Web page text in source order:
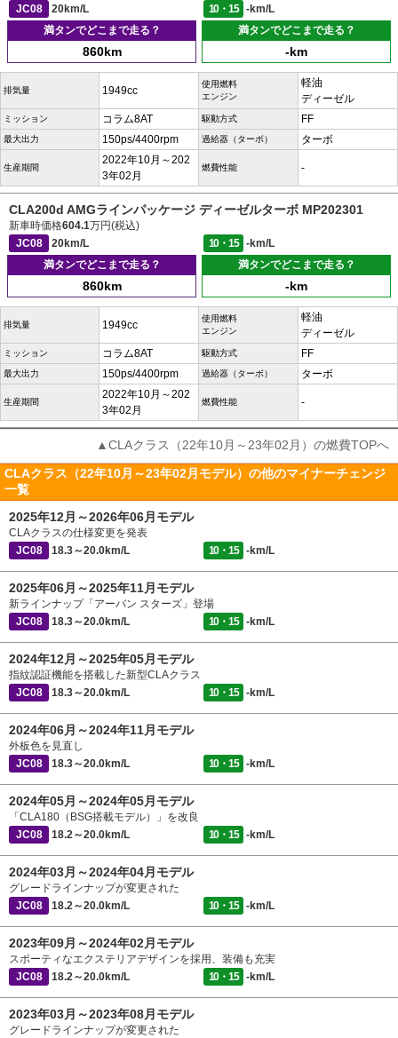
JC08
20km/L 10・15
-km/L
満タンでどこまで走る？
860km
満タンでどこまで走る？
-km
排気量 1949cc
使用燃料
エンジン
軽油
ディーゼル
ミッション コラム8AT 駆動方式 FF
最大出力 150ps/4400rpm 過給器（ターボ） ターボ
生産期間
2022年10月～202
3年02月
燃費性能 -
CLA200d AMGラインパッケージ ディーゼルターボ MP202301
新車時価格604.1万円(税込)
JC08
20km/L 10・15
-km/L
満タンでどこまで走る？
860km
満タンでどこまで走る？
-km
排気量 1949cc
使用燃料
エンジン
軽油
ディーゼル
ミッション コラム8AT 駆動方式 FF
最大出力 150ps/4400rpm 過給器（ターボ） ターボ
生産期間
2022年10月～202
3年02月
燃費性能 -
▲CLAクラス（22年10月～23年02月）の燃費TOPへ
CLAクラス（22年10月～23年02月モデル）の他のマイナーチェンジ
一覧
2025年12月～2026年06月モデル
CLAクラスの仕様変更を発表
JC08
18.3～20.0km/L 10・15 -km/L
2025年06月～2025年11月モデル
新ラインナップ「アーバン スターズ」登場
JC08
18.3～20.0km/L 10・15 -km/L
2024年12月～2025年05月モデル
指紋認証機能を搭載した新型CLAクラス
JC08
18.3～20.0km/L 10・15 -km/L
2024年06月～2024年11月モデル
外板色を見直し
JC08
18.3～20.0km/L 10・15 -km/L
2024年05月～2024年05月モデル
「CLA180（BSG搭載モデル）」を改良
JC08
18.2～20.0km/L 10・15 -km/L
2024年03月～2024年04月モデル
グレードラインナップが変更された
JC08
18.2～20.0km/L 10・15 -km/L
2023年09月～2024年02月モデル
スポーティなエクステリアデザインを採用、装備も充実
JC08
18.2～20.0km/L 10・15 -km/L
2023年03月～2023年08月モデル
グレードラインナップが変更された